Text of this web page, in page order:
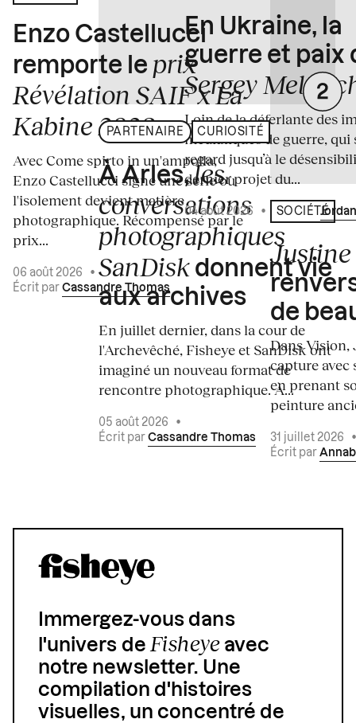
Enzo Castellucci
remporte le prix
Révélation SAIF x La
Kabine 2026
Avec Come spirto in un'ampolla,
Enzo Castellucci signe une série où
l'isolement devient matière
photographique. Récompensé par le
prix...
06 août 2026
•
Écrit par Cassandre Thomas
PARTENAIRE CURIOSITÉ
À Arles,les
conversations
photographiques
SanDisk donnent vie
aux archives
En juillet dernier, dans la cour de
l'Archevêché, Fisheye et SanDisk ont
imaginé un nouveau format de
rencontre photographique. À...
05 août 2026
•
Écrit par Cassandre Thomas
En Ukraine, la
guerre et paix
Sergey
Loin de la déferlante des
médiatiques de guerre, qui
regard jusqu’à le
dernier projet du...
04 août 2026 • Écrit par
SOCIÉTÉ
de
Dans
capture avec
en prenant
peinture
31 juillet 2026
Écrit par
Immergez-vous dans
l'univers de Fisheyeavec
notre newsletter. Une
compilation d'histoires
visuelles, un concentré de